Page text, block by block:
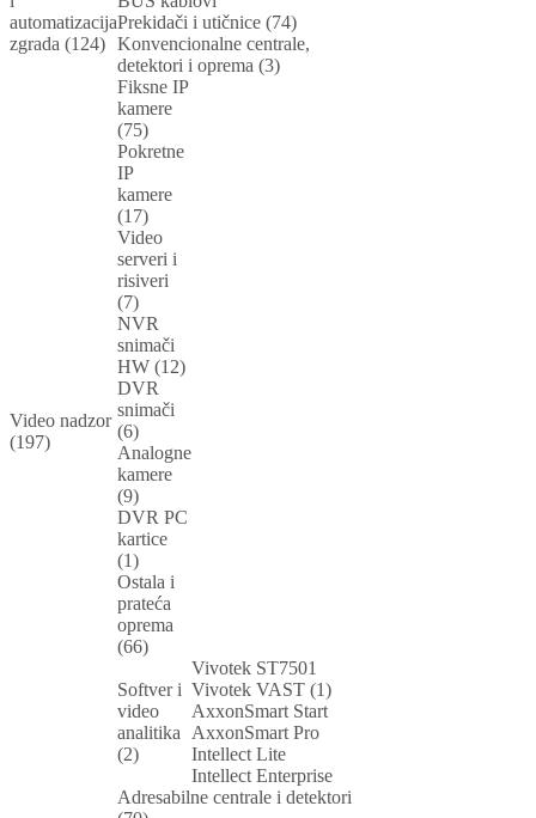
automatizacija
zgrada (124)
Prekidači i utičnice (74)
Konvencionalne centrale,
detektori i oprema (3)
Video nadzor
(197)
Fiksne IP
kamere
(75)
Pokretne
IP
kamere
(17)
Video
serveri i
risiveri
(7)
NVR
snimači
HW (12)
DVR
snimači
(6)
Analogne
kamere
(9)
DVR PC
kartice
(1)
Ostala i
prateća
oprema
(66)
Softver i
video
analitika
(2)
Vivotek ST7501
Vivotek VAST (1)
AxxonSmart Start
AxxonSmart Pro
Intellect Lite
Intellect Enterprise
Adresabilne centrale i detektori